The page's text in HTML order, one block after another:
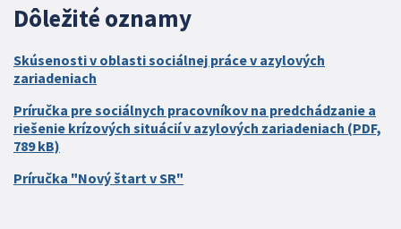
Dôležité oznamy
Skúsenosti v oblasti sociálnej práce v azylových
zariadeniach
Príručka pre sociálnych pracovníkov na predchádzanie a
riešenie krízových situácií v azylových zariadeniach (PDF,
789 kB)
Príručka "Nový štart v SR"